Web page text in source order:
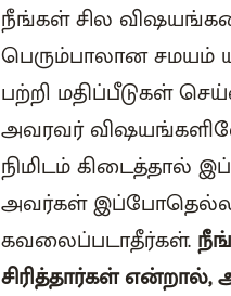
நீங்கள் சில
பெரும்பாலான சமயம்
பற்றி மதிப்பீடுகள்
அவரவர்
நிமிடம் கிடைத்தால்
அவர்கள்
கவலைப்படாதீர்கள்.
சிரித்தார்கள்